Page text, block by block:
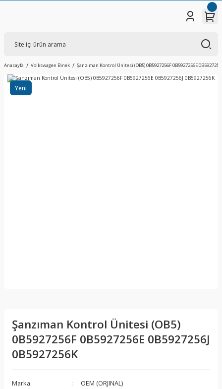
Anasayfa Volkswagen Binek Şanzıman Kontrol Ünitesi (OB5) 0B5927256F 0B5927256E
Yeni
Şanzıman Kontrol Ünitesi (OB5)
0B5927256F 0B5927256E 0B5927256J
0B5927256K
Marka
OEM (ORJINAL)